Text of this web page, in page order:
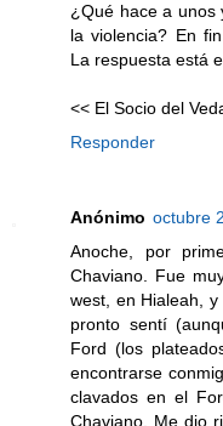
¿Qué hace a unos
la violencia? En
La respuesta está
<< El Socio del
Responder
Anónimo octubre
Anoche, por
Chaviano. Fue
west, en Hialeah,
pronto sentí
Ford (los
encontrarse
clavados en el
Chaviano. Me dio